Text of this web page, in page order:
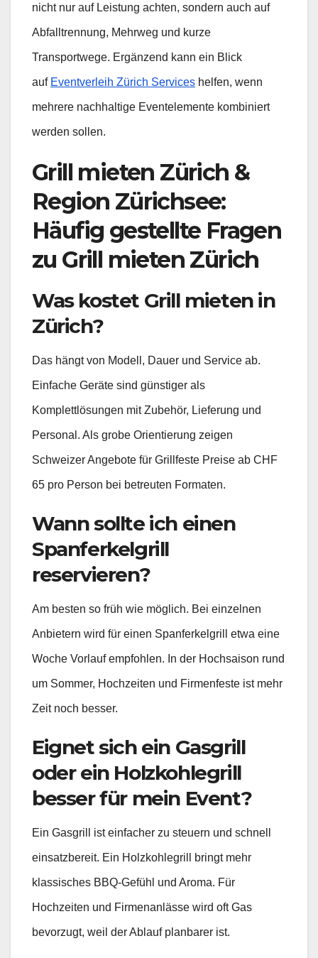
nicht nur auf Leistung achten, sondern auch auf
Abfalltrennung, Mehrweg und kurze
Transportwege. Ergänzend kann ein Blick
auf Eventverleih Zürich Services helfen, wenn
mehrere nachhaltige Eventelemente kombiniert
werden sollen.
Grill mieten Zürich &
Region Zürichsee:
Häufig gestellte Fragen
zu Grill mieten Zürich
Was kostet Grill mieten in
Zürich?
Das hängt von Modell, Dauer und Service ab.
Einfache Geräte sind günstiger als
Komplettlösungen mit Zubehör, Lieferung und
Personal. Als grobe Orientierung zeigen
Schweizer Angebote für Grillfeste Preise ab CHF
65 pro Person bei betreuten Formaten.
Wann sollte ich einen
Spanferkelgrill
reservieren?
Am besten so früh wie möglich. Bei einzelnen
Anbietern wird für einen Spanferkelgrill etwa eine
Woche Vorlauf empfohlen. In der Hochsaison rund
um Sommer, Hochzeiten und Firmenfeste ist mehr
Zeit noch besser.
Eignet sich ein Gasgrill
oder ein Holzkohlegrill
besser für mein Event?
Ein Gasgrill ist einfacher zu steuern und schnell
einsatzbereit. Ein Holzkohlegrill bringt mehr
klassisches BBQ-Gefühl und Aroma. Für
Hochzeiten und Firmenanlässe wird oft Gas
bevorzugt, weil der Ablauf planbarer ist.